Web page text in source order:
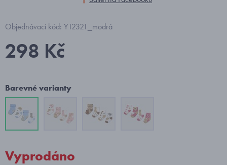
Objednávací kód: Y12321_modrá
298 Kč
Barevné varianty
Vyprodáno